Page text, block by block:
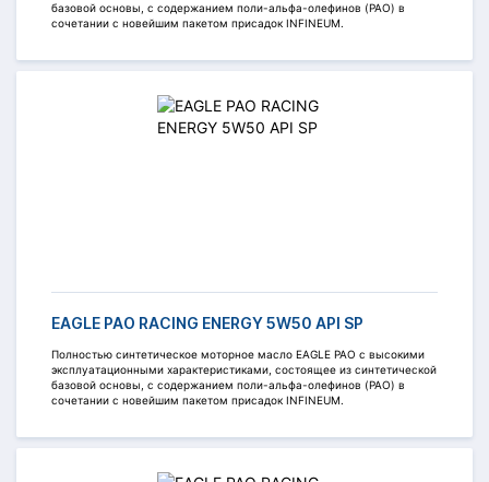
базовой основы, с содержанием поли-альфа-олефинов (PAO) в
сочетании с новейшим пакетом присадок INFINEUM.
EAGLE PAO RACING ENERGY 5W50 API SP
Полностью синтетическое моторное масло EAGLE PAO c высокими
эксплуатационными характеристиками, состоящее из синтетической
базовой основы, с содержанием поли-альфа-олефинов (PAO) в
сочетании с новейшим пакетом присадок INFINEUM.